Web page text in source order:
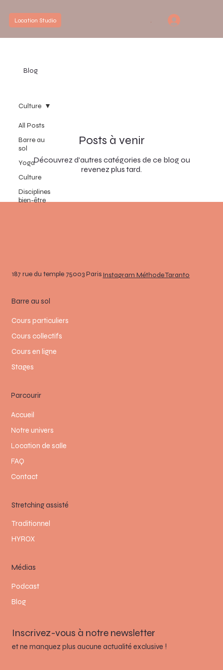
.
Location Studio
Blog
All Posts
Barre au
sol
Yoga
Culture
Disciplines
bien-être
Culture
Posts à venir
Découvrez d'autres catégories de ce blog ou
revenez plus tard.
187 rue du temple 75003 ParisInstagram Méthode Taranto
Parcourir
Accueil
Notre univers
Location de salle
FAQ
Contact
Barre au sol
Cours particuliers
Cours collectifs
Cours en ligne
Stages
Stretching assisté
Traditionnel
HYROX
Médias
Podcast
Blog
Inscrivez-vous à notre newsletter
et ne manquez plus aucune actualité exclusive !